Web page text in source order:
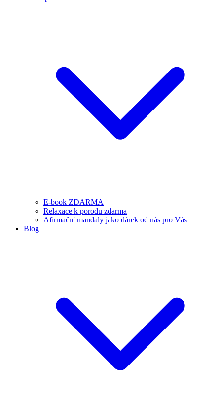
E-book ZDARMA
Relaxace k porodu zdarma
Afirmační mandaly jako dárek od nás pro Vás
Blog